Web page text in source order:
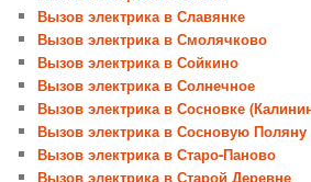
Вызов электрика в Славянке
Вызов электрика в Смолячково
Вызов электрика в Сойкино
Вызов электрика в Солнечное
Вызов электрика в Сосновке
Вызов электрика в Сосновую Поляну
Вызов электрика в Старо-Паново
Вызов электрика в Старой Деревне